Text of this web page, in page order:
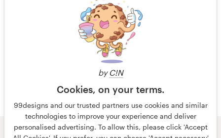
by C!N
Cookies, on your terms.
99designs and our trusted partners use cookies and similar
technologies to improve your experience and deliver
personalised advertising. To allow this, please click 'Accept
il y a 14 ans
Marycatherinesexton
Bekijk hun kaart, flyer of print